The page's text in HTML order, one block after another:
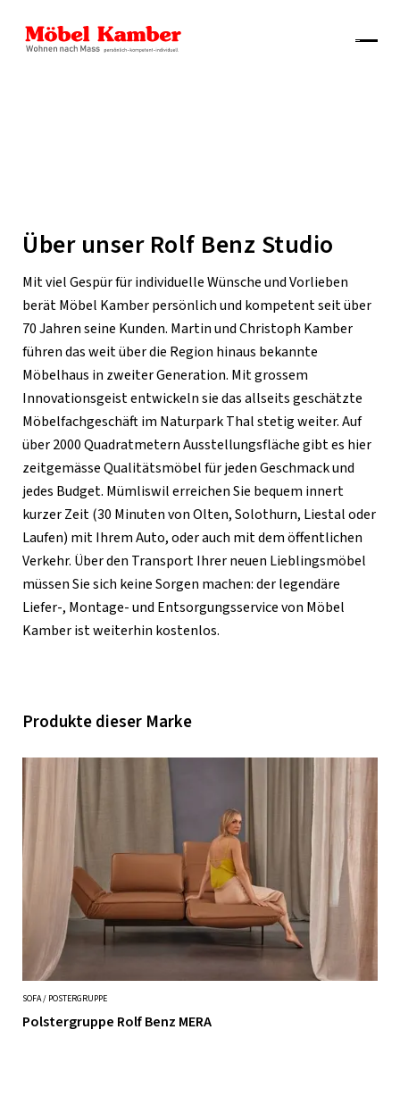
Über unser Rolf Benz Studio
Mit viel Gespür für individuelle Wünsche und Vorlieben
berät Möbel Kamber persönlich und kompetent seit über
70 Jahren seine Kunden. Martin und Christoph Kamber
führen das weit über die Region hinaus bekannte
Möbelhaus in zweiter Generation. Mit grossem
Innovationsgeist entwickeln sie das allseits geschätzte
Möbelfachgeschäft im Naturpark Thal stetig weiter. Auf
über 2000 Quadratmetern Ausstellungsfläche gibt es hier
zeitgemässe Qualitätsmöbel für jeden Geschmack und
jedes Budget. Mümliswil erreichen Sie bequem innert
kurzer Zeit (30 Minuten von Olten, Solothurn, Liestal oder
Laufen) mit Ihrem Auto, oder auch mit dem öffentlichen
Verkehr. Über den Transport Ihrer neuen Lieblingsmöbel
müssen Sie sich keine Sorgen machen: der legendäre
Liefer-, Montage- und Entsorgungsservice von Möbel
Kamber ist weiterhin kostenlos.
Produkte dieser Marke
SOFA / POSTERGRUPPE
Polstergruppe Rolf Benz MERA